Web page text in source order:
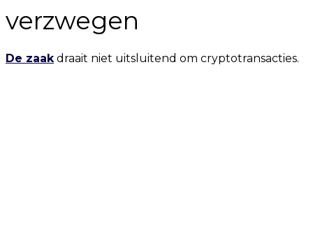
verzwegen
De zaakdraait niet uitsluitend om cryptotransacties.